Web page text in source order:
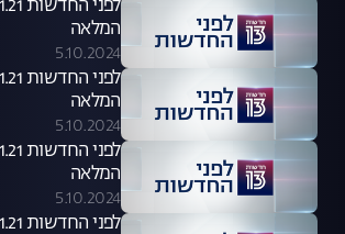
המלאה
5.10.2024
המלאה
5.10.2024
המלאה
5.10.2024